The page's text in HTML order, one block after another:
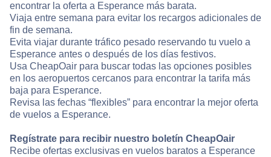
encontrar la oferta a Esperance más barata.
Viaja entre semana para evitar los recargos adicionales de
fin de semana.
Evita viajar durante tráfico pesado reservando tu vuelo a
Esperance antes o después de los días festivos.
Usa CheapOair para buscar todas las opciones posibles
en los aeropuertos cercanos para encontrar la tarifa más
baja para Esperance.
Revisa las fechas “flexibles” para encontrar la mejor oferta
de vuelos a Esperance.
Regístrate para recibir nuestro boletín CheapOair
Recibe ofertas exclusivas en vuelos baratos a Esperance